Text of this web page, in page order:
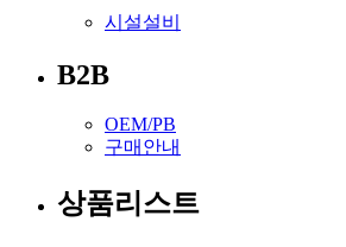
시설설비
B2B
OEM/PB
구매안내
상품리스트